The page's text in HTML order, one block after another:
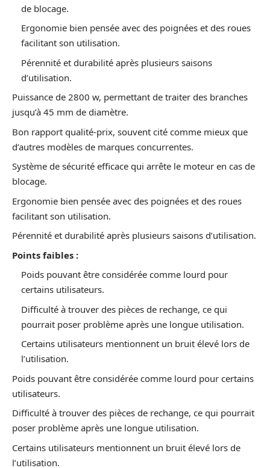
de blocage.
Ergonomie bien pensée avec des poignées et des roues
facilitant son utilisation.
Pérennité et durabilité après plusieurs saisons
d’utilisation.
Puissance de 2800 w, permettant de traiter des branches
jusqu’à 45 mm de diamètre.
Bon rapport qualité-prix, souvent cité comme mieux que
d’autres modèles de marques concurrentes.
Système de sécurité efficace qui arrête le moteur en cas de
blocage.
Ergonomie bien pensée avec des poignées et des roues
facilitant son utilisation.
Pérennité et durabilité après plusieurs saisons d’utilisation.
Points faibles :
Poids pouvant être considérée comme lourd pour
certains utilisateurs.
Difficulté à trouver des pièces de rechange, ce qui
pourrait poser problème après une longue utilisation.
Certains utilisateurs mentionnent un bruit élevé lors de
l’utilisation.
Poids pouvant être considérée comme lourd pour certains
utilisateurs.
Difficulté à trouver des pièces de rechange, ce qui pourrait
poser problème après une longue utilisation.
Certains utilisateurs mentionnent un bruit élevé lors de
l’utilisation.